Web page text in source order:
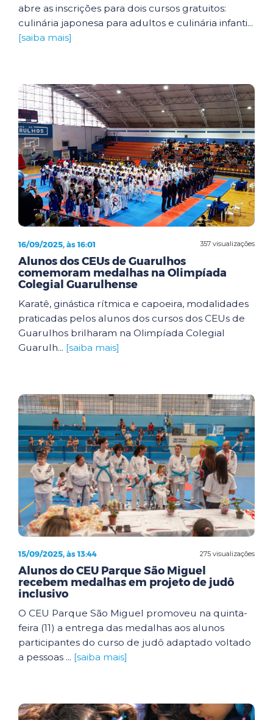
abre as inscrições para dois cursos gratuitos:
culinária japonesa para adultos e culinária infanti...
[saiba mais]
357 visualizações
16/09/2025, às 16:01
Alunos dos CEUs de Guarulhos
comemoram medalhas na Olimpíada
Colegial Guarulhense
Karatê, ginástica rítmica e capoeira, modalidades
praticadas pelos alunos dos cursos dos CEUs de
Guarulhos brilharam na Olimpíada Colegial
Guarulh... [saiba mais]
275 visualizações
15/09/2025, às 13:44
Alunos do CEU Parque São Miguel
recebem medalhas em projeto de judô
inclusivo
O CEU Parque São Miguel promoveu na quinta-
feira (11) a entrega das medalhas aos alunos
participantes do curso de judô adaptado voltado
a pessoas ... [saiba mais]